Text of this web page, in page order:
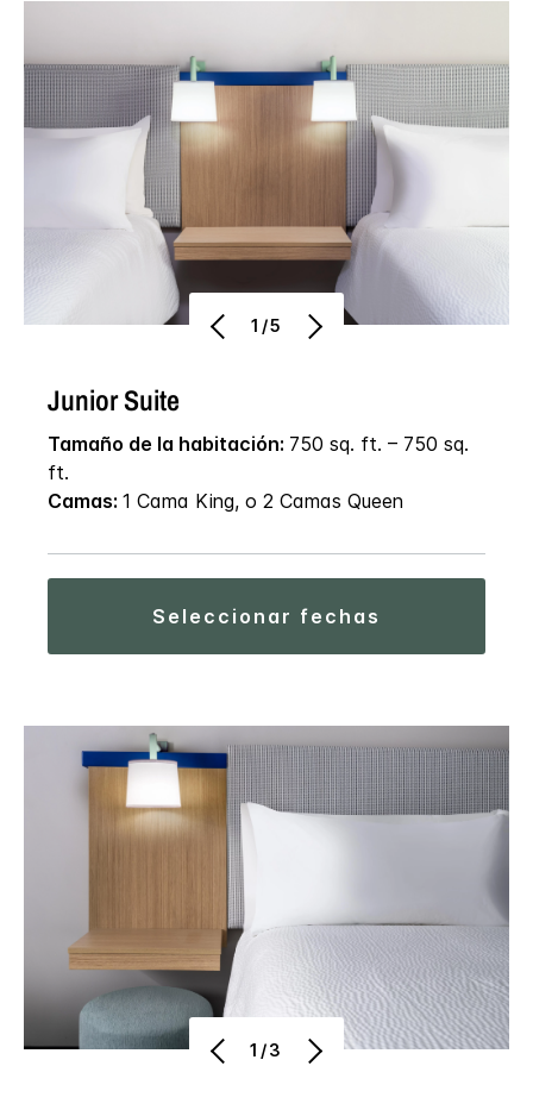
1/5
Junior Suite
Tamaño de la habitación: 750 sq. ft. – 750 sq.
ft.
Camas: 1 Cama King, o 2 Camas Queen
seleccionar fechas
1/3